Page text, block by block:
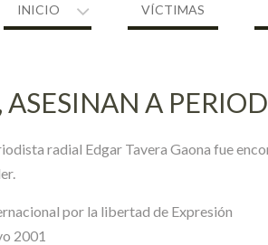
INICIO VÍCTIMAS
ASESINAN A
radial Edgar Tavera Gaona fue
por la libertad de Expresión
2001